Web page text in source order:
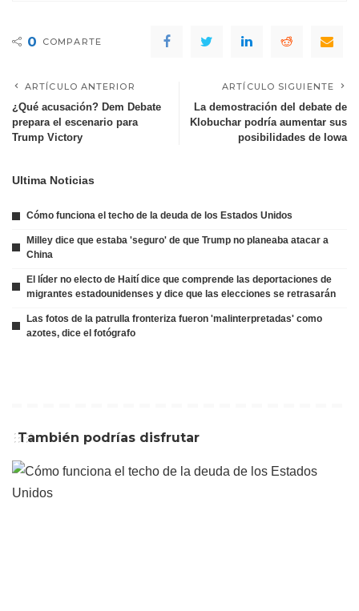
0 COMPARTE
ARTÍCULO ANTERIOR
¿Qué acusación? Dem Debate
prepara el escenario para
Trump Victory
ARTÍCULO SIGUIENTE
La demostración del debate de
Klobuchar podría aumentar sus
posibilidades de Iowa
Ultima Noticias
Cómo funciona el techo de la deuda de los Estados Unidos
Milley dice que estaba 'seguro' de que Trump no planeaba atacar a
China
El líder no electo de Haití dice que comprende las deportaciones de
migrantes estadounidenses y dice que las elecciones se retrasarán
Las fotos de la patrulla fronteriza fueron 'malinterpretadas' como
azotes, dice el fotógrafo
También podrías disfrutar